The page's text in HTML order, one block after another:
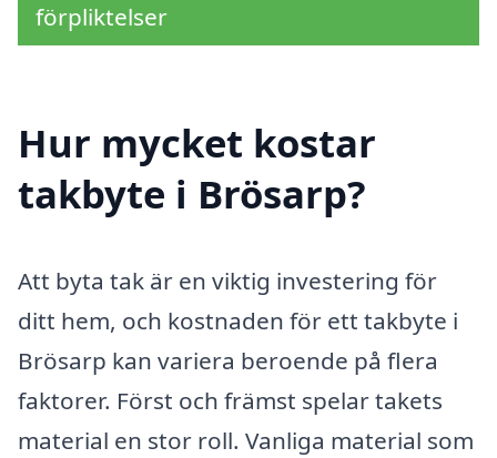
förpliktelser
Hur mycket kostar
takbyte i Brösarp?
Att byta tak är en viktig investering för
ditt hem, och kostnaden för ett takbyte i
Brösarp kan variera beroende på flera
faktorer. Först och främst spelar takets
material en stor roll. Vanliga material som